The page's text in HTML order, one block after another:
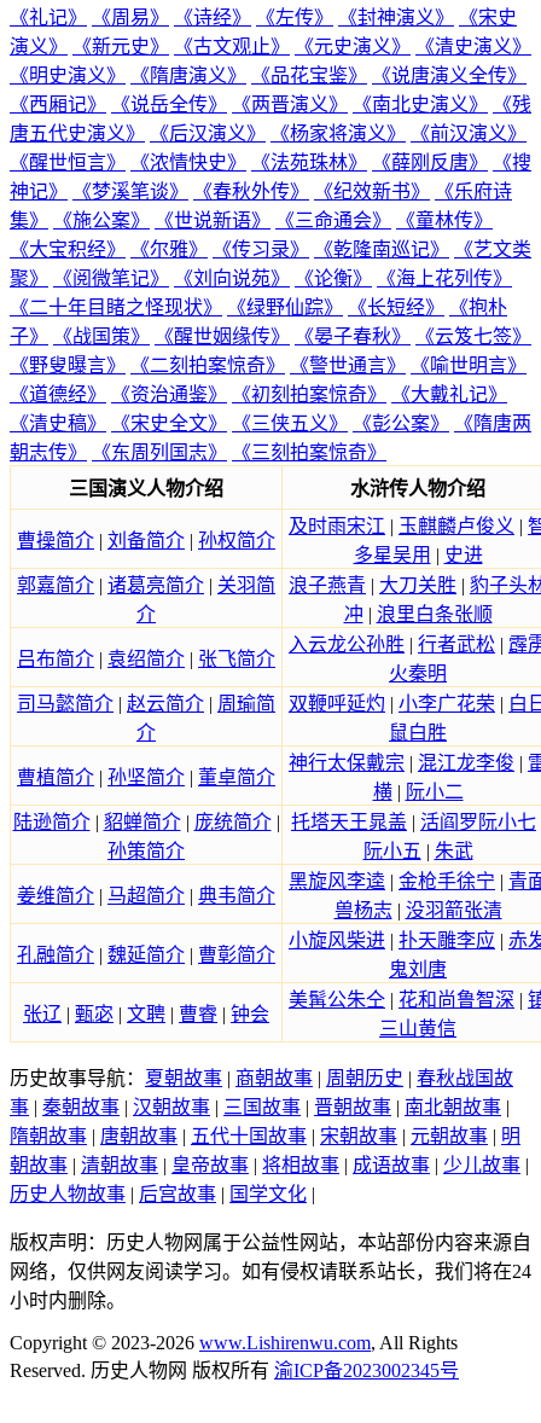
《礼记》
《周易》 《诗经》 《左传》 《封神演义》
《宋史
演义》
《新元史》 《古文观止》 《元史演义》
《清史演义》
《明史演义》
《隋唐演义》 《品花宝鉴》
《说唐演义全传》
《西厢记》
《说岳全传》 《两晋演义》 《南北史演义》
《残
唐五代史演义》
《后汉演义》 《杨家将演义》
《前汉演义》
《醒世恒言》
《浓情快史》 《法苑珠林》 《薛刚反唐》
《搜
神记》
《梦溪笔谈》 《春秋外传》 《纪效新书》
《乐府诗
集》
《施公案》 《世说新语》 《三命通会》
《童林传》
《大宝积经》
《尔雅》 《传习录》 《乾隆南巡记》
《艺文类
聚》
《阅微笔记》 《刘向说苑》 《论衡》
《海上花列传》
《二十年目睹之怪现状》
《绿野仙踪》 《长短经》
《抱朴
子》
《战国策》 《醒世姻缘传》 《晏子春秋》
《云笈七签》
《野叟曝言》
《二刻拍案惊奇》 《警世通言》
《喻世明言》
《道德经》
《资治通鉴》 《初刻拍案惊奇》
《大戴礼记》
《清史稿》
《宋史全文》 《三侠五义》 《彭公案》
《隋唐两
朝志传》
《东周列国志》
《三刻拍案惊奇》
三国演义人物介绍
水浒传人物介绍
曹操简介 | 刘备简介 | 孙权简介
及时雨宋江 | 玉麒麟卢俊义 |
多星吴用 | 史进
郭嘉简介 | 诸葛亮简介 | 关羽简
介
浪子燕青 | 大刀关胜 | 豹子头
冲 | 浪里白条张顺
吕布简介 | 袁绍简介 | 张飞简介
入云龙公孙胜 | 行者武松 | 霹
火秦明
司马懿简介 | 赵云简介 | 周瑜简
介
双鞭呼延灼 | 小李广花荣 | 白
鼠白胜
曹植简介 | 孙坚简介 | 董卓简介
神行太保戴宗 | 混江龙李俊 |
横| 阮小二
陆逊简介| 貂蝉简介| 庞统简介|
孙策简介
托塔天王晁盖 | 活阎罗阮小七
阮小五 | 朱武
姜维简介 | 马超简介 | 典韦简介
黑旋风李逵 | 金枪手徐宁 | 青
兽杨志| 没羽箭张清
孔融简介 | 魏延简介 | 曹彰简介
小旋风柴进 | 扑天雕李应 | 赤
鬼刘唐
张辽 | 甄宓 | 文聘 | 曹睿 | 钟会
美髯公朱仝 | 花和尚鲁智深 |
三山黄信
历史故事导航： 夏朝故事 | 商朝故事 | 周朝历史 | 春秋战国故
事 | 秦朝故事 | 汉朝故事 | 三国故事 | 晋朝故事 | 南北朝故事 |
隋朝故事 | 唐朝故事 | 五代十国故事 | 宋朝故事 | 元朝故事 | 明
朝故事 | 清朝故事 | 皇帝故事 | 将相故事 | 成语故事 | 少儿故事 |
历史人物故事 | 后宫故事 | 国学文化 |
版权声明：历史人物网属于公益性网站，本站部份内容来源自
网络，仅供网友阅读学习。如有侵权请联系站长，我们将在24
小时内删除。
Copyright © 2023-2026 www.Lishirenwu.com, All Rights
Reserved. 历史人物网 版权所有 渝ICP备2023002345号